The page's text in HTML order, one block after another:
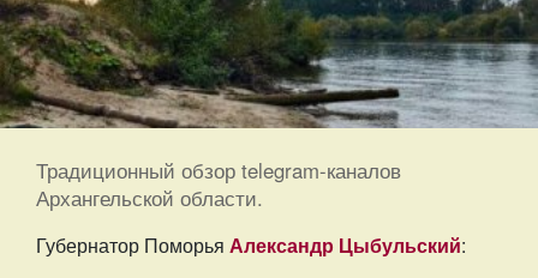
Традиционный обзор telegram-каналов
Архангельской области.
Губернатор Поморья Александр Цыбульский: